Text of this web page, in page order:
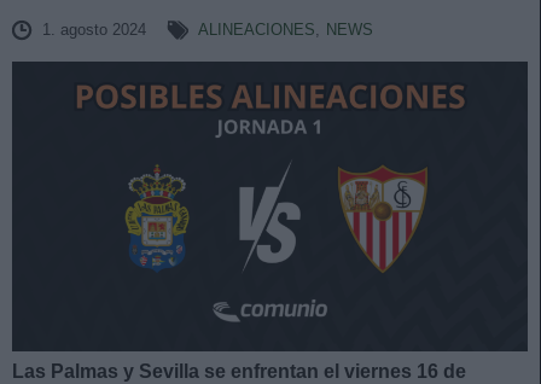
1. agosto 2024 ALINEACIONES, NEWS
Las Palmas y Sevilla se enfrentan el viernes 16 de